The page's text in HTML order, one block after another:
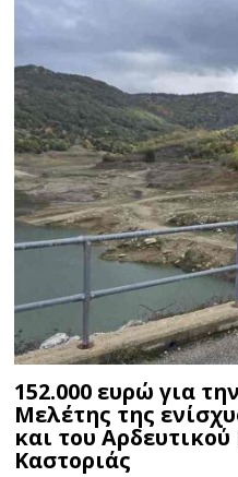
152.000 ευρώ για
Μελέτης της
και του
Καστοριάς